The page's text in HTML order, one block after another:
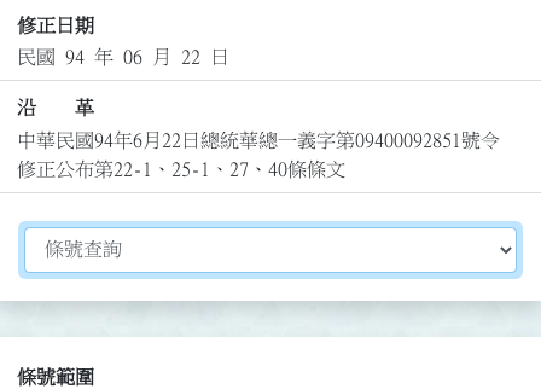
修正日期
民國 94 年 06 月 22 日
沿 革
中華民國94年6月22日總統華總一義字第09400092851號令
修正公布第22-1、25-1、27、40條條文
切換選擇法規資訊內容
條號範圍